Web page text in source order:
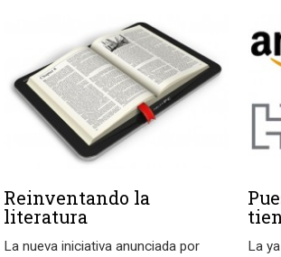
Reinventando la
literatura
La nueva iniciativa anunciada por
La